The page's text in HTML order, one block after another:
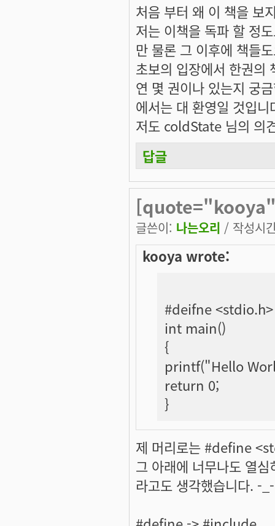
처음 부터 왜 이 책을 보
저는 이책을 독파 할 정
만 물론 그 이후에 책들
초보의 입장에서 한권의
연 몇 권이나 있는지 궁
에서는 대 환영일 것입니
저도 coldState 님의 의
답글
글쓴이: 나는오리 / 작성시
kooya wrote:
#deifne <stdio.h>
int main()
{
printf("Hello
return 0;
}
제 머리로는 #define
그 아래에 너무나도 열
라고도 생각했습니다. -